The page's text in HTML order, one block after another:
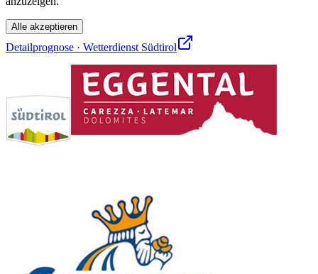
Alle akzeptieren
Detailprognose · Wetterdienst Südtirol